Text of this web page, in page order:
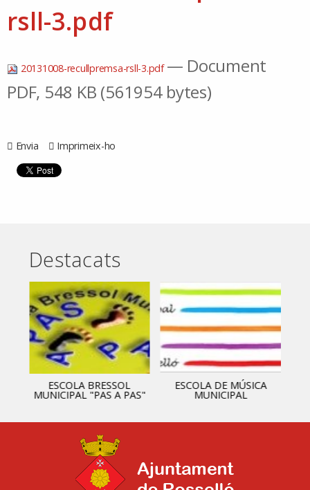
rsll-3.pdf
20131008-recullpremsa-rsll-3.pdf — Document
PDF, 548 KB (561954 bytes)
Envia Imprimeix-ho
Destacats
ESCOLA BRESSOL
MUNICIPAL "PAS A PAS"
ESCOLA DE MÚSICA
MUNICIPAL